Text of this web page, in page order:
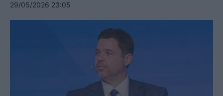
29/05/2026 23:05